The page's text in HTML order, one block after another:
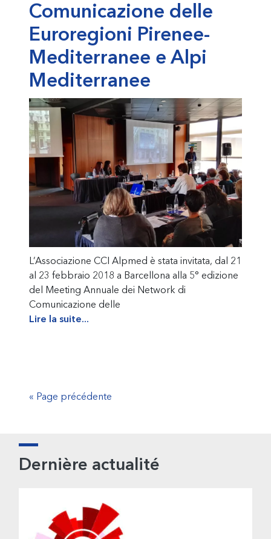
Comunicazione delle
Euroregioni Pirenee-
Mediterranee e Alpi
Mediterranee
L’Associazione CCI Alpmed è stata invitata, dal 21
al 23 febbraio 2018 a Barcellona alla 5° edizione
del Meeting Annuale dei Network di
Comunicazione delle
Lire la suite...
« Page précédente
Barre
latérale
Dernière actualité